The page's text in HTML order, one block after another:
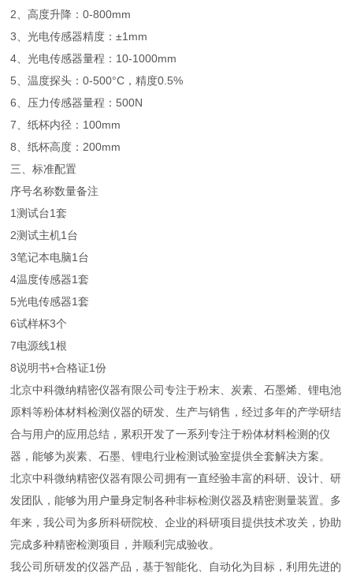
2、高度升降：0-800mm
3、光电传感器精度：±1mm
4、光电传感器量程：10-1000mm
5、温度探头：0-500°C，精度0.5%
6、压力传感器量程：500N
7、纸杯内径：100mm
8、纸杯高度：200mm
三、标准配置
序号名称数量备注
1测试台1套
2测试主机1台
3笔记本电脑1台
4温度传感器1套
5光电传感器1套
6试样杯3个
7电源线1根
8说明书+合格证1份
北京中科微纳精密仪器有限公司专注于粉末、炭素、石墨烯、锂电池
原料等粉体材料检测仪器的研发、生产与销售，经过多年的产学研结
合与用户的应用总结，累积开发了一系列专注于粉体材料检测的仪
器，能够为炭素、石墨、锂电行业检测试验室提供全套解决方案。
北京中科微纳精密仪器有限公司拥有一直经验丰富的科研、设计、研
发团队，能够为用户量身定制各种非标检测仪器及精密测量装置。多
年来，我公司为多所科研院校、企业的科研项目提供技术攻关，协助
完成多种精密检测项目，并顺利完成验收。
我公司所研发的仪器产品，基于智能化、自动化为目标，利用先进的